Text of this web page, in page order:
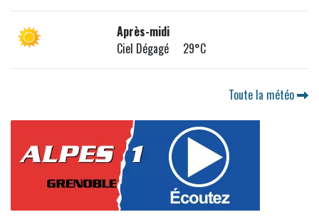
Après-midi
Ciel Dégagé 29°C
Toute la météo